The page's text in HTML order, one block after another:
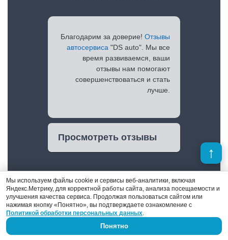
Благодарим за доверие! Отзывы
автосервиса "DS auto". Мы все
время развиваемся, ваши
отзывы нам помогают
совершенствоваться и стать
лучше.
Просмотреть отзывы
Мы используем файлы cookie и сервисы веб-аналитики, включая
Яндекс.Метрику, для корректной работы сайта, анализа посещаемости и
улучшения качества сервиса. Продолжая пользоваться сайтом или
нажимая кнопку «Понятно», вы подтверждаете ознакомление с
Политикой обработки персональных данных.
Понятно